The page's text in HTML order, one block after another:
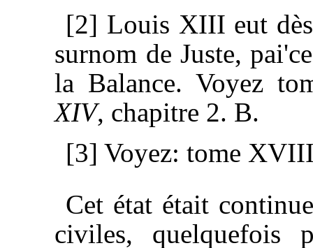
[2] Louis XIII eut
surnom de Juste,
la Balance. Voyez
XIV, chapitre 2. B.
[3] Voyez: tome
Cet état était
civiles, quelquefois